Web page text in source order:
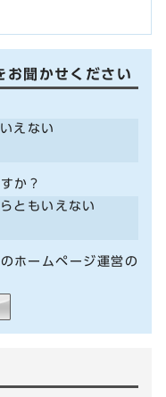
お聞かせください
えない
か？
ともいえない
ホームページ運営の